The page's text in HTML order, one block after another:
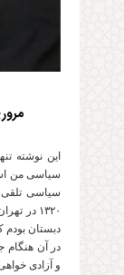
این نوشته
سیاسی من
سیاسی
دبستان
در آن
و آزادی